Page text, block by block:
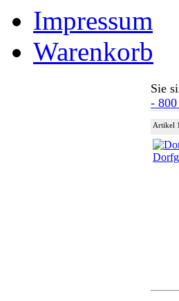
Impressum
Warenkorb
Sie
-
Artikel